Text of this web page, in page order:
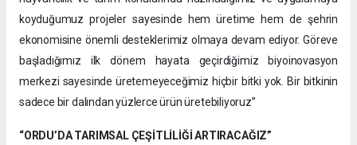
koyduğumuz projeler sayesinde hem üretime hem de şehrin
ekonomisine önemli desteklerimiz olmaya devam ediyor. Göreve
başladığımız ilk dönem hayata geçirdiğimiz biyoinovasyon
merkezi sayesinde üretemeyeceğimiz hiçbir bitki yok. Bir bitkinin
sadece bir dalından yüzlerce ürün üretebiliyoruz”
“ORDU’DA TARIMSAL ÇEŞİTLİLİĞİ ARTIRACAĞIZ”